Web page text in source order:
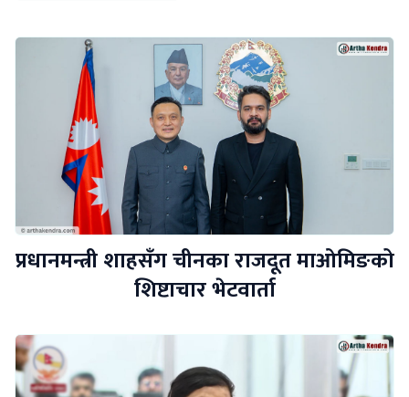
प्रधानमन्त्री शाहसँग चीनका राजदूत माओमिङको
शिष्टाचार भेटवार्ता